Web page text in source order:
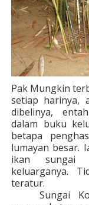
Pak Mungkin
setiap harinya,
dibelinya,
dalam buku
betapa
lumayan besar.
ikan sungai
keluarganya.
teratur.
Sungai